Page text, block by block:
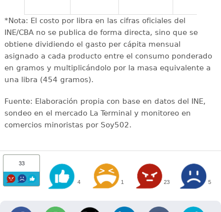
*Nota: El costo por libra en las cifras oficiales del
INE/CBA no se publica de forma directa, sino que se
obtiene dividiendo el gasto per cápita mensual
asignado a cada producto entre el consumo ponderado
en gramos y multiplicándolo por la masa equivalente a
una libra (454 gramos).
Fuente: Elaboración propia con base en datos del INE,
sondeo en el mercado La Terminal y monitoreo en
comercios minoristas por Soy502.
33
4 1 23 5